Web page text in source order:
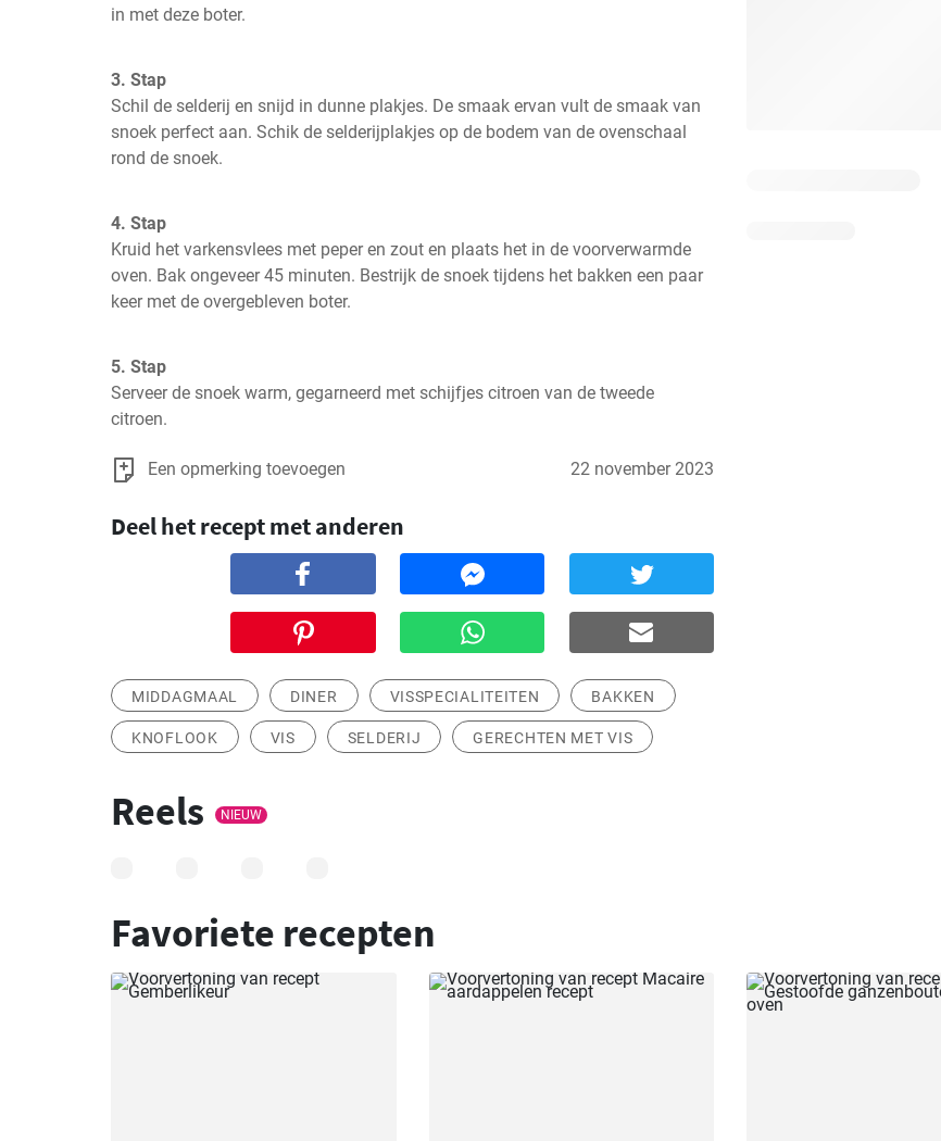
in met deze boter.
3. Stap
Schil de selderij en snijd in dunne plakjes. De smaak ervan vult de smaak van
snoek perfect aan. Schik de selderijplakjes op de bodem van de ovenschaal
rond de snoek.
4. Stap
Kruid het varkensvlees met peper en zout en plaats het in de voorverwarmde
oven. Bak ongeveer 45 minuten. Bestrijk de snoek tijdens het bakken een paar
keer met de overgebleven boter.
5. Stap
Serveer de snoek warm, gegarneerd met schijfjes citroen van de tweede
citroen.
Een opmerking toevoegen 22 november 2023
Deel het recept met anderen
MIDDAGMAAL DINER VISSPECIALITEITEN BAKKEN
KNOFLOOK VIS SELDERIJ GERECHTEN MET VIS
Reels NIEUW
Favoriete recepten